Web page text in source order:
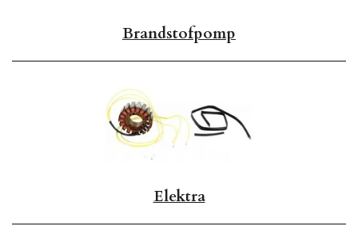
Brandstofpomp
Elektra